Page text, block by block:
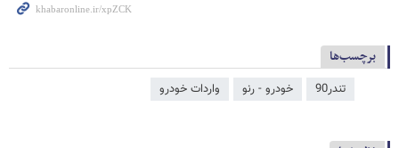
برچسب‌ها
تندر90 خودرو - رنو واردات خودرو